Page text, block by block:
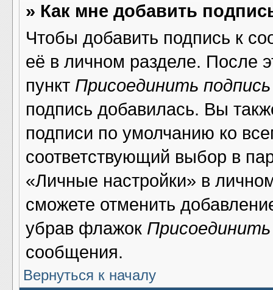
» Как мне добавить
Чтобы добавить подпись к
её в личном разделе. После
пункт Присоединить подпись
подпись добавилась. Вы
подписи по умолчанию ко
соответствующий выбор в
«Личные настройки» в
сможете отменить
убрав флажок Присоединить
сообщения.
Вернуться к началу